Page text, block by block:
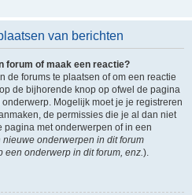
van berichten
forum of maak een reactie?
de forums te plaatsen of om een reactie
de bijhorende knop op ofwel de pagina
Mogelijk moet je je registreren
de permissies die je al dan niet
pagina met onderwerpen of in een
nieuwe onderwerpen in dit forum
onderwerp in dit forum, enz.).